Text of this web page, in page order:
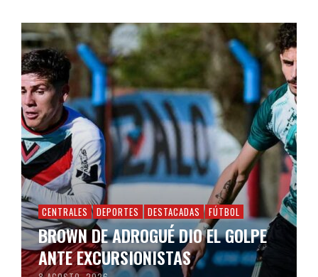
CENTRALES DEPORTES DESTACADAS FÚTBOL
BROWN DE ADROGUÉ DIO EL GOLPE
ANTE EXCURSIONISTAS